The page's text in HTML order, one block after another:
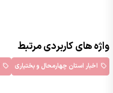
واژه های کاربردی مرتبط
اخبار استان چهارمحال و بختیاری